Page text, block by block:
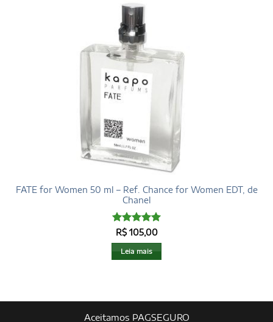
FATE for Women 50 ml – Ref. Chance for Women EDT, de
Chanel
Avaliação5
de 5
R$105,00
Leia mais
Aceitamos PAGSEGURO